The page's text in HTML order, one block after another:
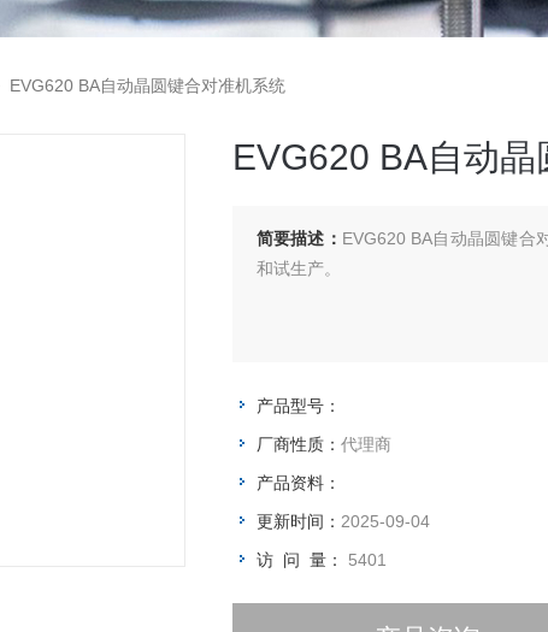
EVG620 BA自动晶圆键合对准机系统
EVG620 BA自动
简要描述： EVG620 BA自动晶圆键合
和试生产。
产品型号：
厂商性质： 代理商
产品资料：
更新时间： 2025-09-04
访 问 量： 5401